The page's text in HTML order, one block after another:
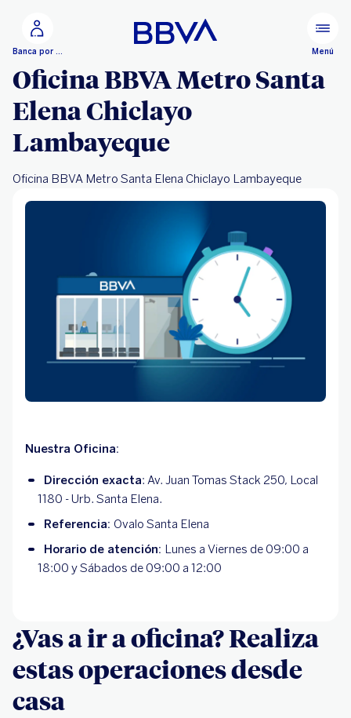
Banca por Internet Menú
Oficina BBVA Metro Santa
Elena Chiclayo
Lambayeque
Oficina BBVA Metro Santa Elena Chiclayo Lambayeque
Nuestra Oficina:
Dirección exacta: Av. Juan Tomas Stack 250, Local
1180 - Urb. Santa Elena.
Referencia: Ovalo Santa Elena
Horario de atención: Lunes a Viernes de 09:00 a
18:00 y Sábados de 09:00 a 12:00
¿Vas a ir a oficina? Realiza
estas operaciones desde
casa